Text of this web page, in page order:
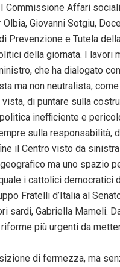
Commissione Affari
Giovanni Sotgiu,
Prevenzione e Tutela
della giornata. I lavori
che ha dialogato
ma non neutralista,
di puntare sulla
inefficiente e
sulla responsabilità,
il Centro visto da
ma uno spazio
i cattolici democratici
Fratelli d’Italia al
sardi, Gabriella Mameli.
più urgenti da
di fermezza, ma